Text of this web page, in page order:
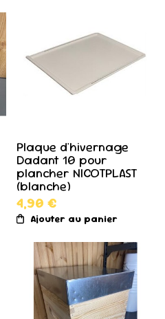
Plaque d'hivernage
Dadant 10 pour
plancher NICOTPLAST
(blanche)
4,90 €
Ajouter au panier